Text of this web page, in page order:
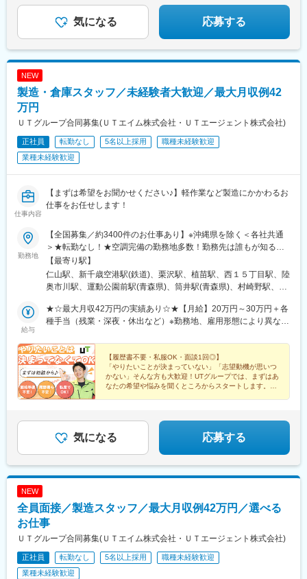
食品やサプリメント、タイヤなどの製品づくりを支える
仕事をご紹介。
コツコツと経験を重ねながら手に職つけましょう！
気になる 応募する
NEW
製造・倉庫スタッフ／未経験者大歓迎／最大月収例42
万円
ＵＴグループ合同募集(ＵＴエイム株式会社・ＵＴエージェント株式会社)
正社員 転勤なし 5名以上採用
職種未経験歓迎
業種未経験歓迎
仕事内容
【まずは希望をお聞かせください♪】軽作業など製造にかかわるお
仕事をお任せします！
勤務地
【全国募集／約3400件のお仕事あり】※沖縄県を除く＜各社共通
＞★転勤なし！★空調完備の勤務地多数！勤務先は誰もが知る大
手メーカーを中心に、自動車、半導体、家電、食品、製薬など
様々！数ある勤務地やお仕事の中から、あなたのご希望に合った
お仕事をご紹介します！＼社宅完備のお仕事もあります／U・Iタ
一部、家具家電付きの社宅や社宅費全額補助のお仕事もあり■家族
やパートナーとの入居も相談OK！（実績多数）※各種規定あり
【最寄り駅】
仁山駅、新千歳空港駅(鉄道)、栗沢駅、植苗駅、西１５丁目駅、陸
奥市川駅、運動公園前駅(青森県)、筒井駅(青森県)、村崎野駅、花
駅、大河原駅(宮城県)、愛子駅、東白石駅、多賀城駅、西古川駅、
仙台空港駅(鉄道)、塚目駅、泉中央駅、新利府駅、和田駅、扇田
駅、杉田駅(福島県)、磐城棚倉駅、福島駅(福島県)、大越駅、五百
川駅、磐城浅川駅、石岡駅、徳宿駅、羽鳥駅、西取手駅、研究学
園駅、大宝駅、三妻駅、神立駅、磯原駅、大甕駅、下総神崎駅、
阿字ケ浦駅、水戸駅、東海駅、玉村駅、牛久駅、守谷駅、下館
駅、大洋駅、常陸大宮駅、鹿島神宮駅、古河駅、清原地区市民セ
駅、太田駅(群馬県)、境町駅、北原駅、上尾駅、吉野原駅、本川越
駅、飯能駅、南鳩ケ谷駅、新越谷駅、大野原駅、鷲宮駅、大麻生
武台前駅、香川駅、伊勢原駅、海老名駅(相模線)、追浜駅、新杉田
駅、犀潟駅、押切駅、田上駅(新潟県)、三条駅(新潟県)、南富山
駅、戸出駅、越ノ潟駅、乙丸駅、松任駅、粟津駅(石川県)、王子保
駅、平田駅(長野県)、加茂野駅、土岐市駅、西大垣駅、蘇原駅、小
泉駅、下切駅、関下有知駅、穂積駅、中津川駅、ジヤトコ前駅、
給与
★☆最大月収42万円の実績あり☆★【月給】20万円～30万円＋各
種手当（残業・深夜・休出など）※勤務地、雇用形態により異なり
交替/金属部品の検査・梱包・茨城県神栖市/月収例32万円/電子基
板製造の機械操作・運搬・神奈川県高座郡/月収例32.6万円/未経験
大歓迎/車の部品製造・名古屋市/月収例30.2万円/2交替/自動化パー
ツの組立検査・三重県四日市市/月収例30万円/大手メーカーで装置
メンテナンス・富山県富山市/月収例31万円/日勤・土日祝休み/半
替・土日休み/プラスチック原料の製造・滋賀県草津市/月収例30万
円～/2交替・土日祝休み/大手メーカーでの組立や検査・兵庫県三
田市/月収例36.6万円/2交替/大手機械メーカーで軽作業・福岡県う
きは市/月収例30万円/土日休み/ボールねじの検査※試用期間：入社
当月＋翌月（最大2カ月）※試用期間中の給与変動なし※給与に関
【履歴書不要・私服OK・面談1回◎】
「やりたいことが決まっていない」「志望動機が思いつ
かない」そんな方も大歓迎！UTグループでは、まずはあ
なたの希望や悩みを聞くところからスタートします。気
気になる 応募する
NEW
全員面接／製造スタッフ／最大月収例42万円／選べる
お仕事
ＵＴグループ合同募集(ＵＴエイム株式会社・ＵＴエージェント株式会社)
正社員 転勤なし 5名以上採用
職種未経験歓迎
業種未経験歓迎